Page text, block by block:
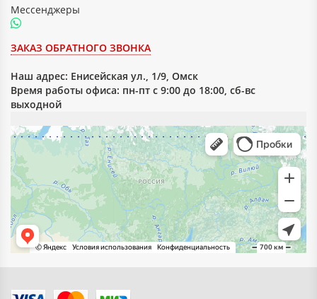
Мессенджеры
ЗАКАЗ ОБРАТНОГО ЗВОНКА
Наш адрес: Енисейская ул., 1/9, Омск
Время работы офиса: пн-пт с 9:00 до 18:00, сб-вс
выходной